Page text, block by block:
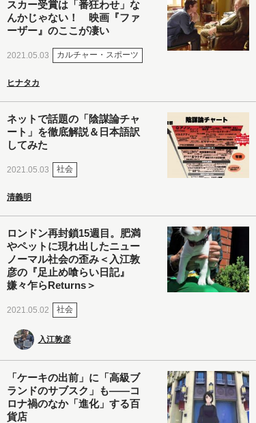
スカー受賞は「番狂わせ」な
んかじゃない！ 映画『ファ
ーザー』のここが凄い
2021.05.03 カルチャー・スポーツ
ヒナタカ
ネットで話題の「陰謀論チャ
ート」を徹底解説＆日本語訳
してみた
2021.05.03 社会
清義明
ロンドン再封鎖15週目。肥満
やペットに現れ出したニュー
ノーマル社会の歪み＜入江敦
彦の『足止め喰らい日記』
嫌々乍らReturns＞
2021.05.02 社会
入江敦彦
「ケーキの出前」に「高級ブ
ランドのサブスク」も――コ
ロナ禍のなか「進化」する百
貨店